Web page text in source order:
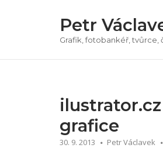
Petr
Grafik, fotobankéř, tvůrce,
grafice
30. 9. 2013 Petr Václavek